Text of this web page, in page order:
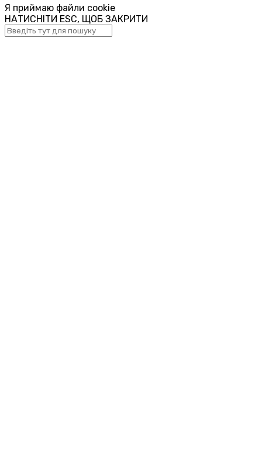
Я приймаю файли cookie
НАТИСНІТИ ESC, ЩОБ ЗАКРИТИ